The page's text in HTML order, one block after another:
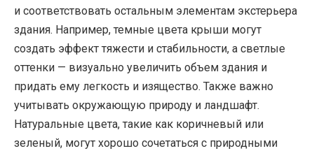
и соответствовать остальным элементам экстерьера
здания. Например, темные цвета крыши могут
создать эффект тяжести и стабильности, а светлые
оттенки — визуально увеличить объем здания и
придать ему легкость и изящество. Также важно
учитывать окружающую природу и ландшафт.
Натуральные цвета, такие как коричневый или
зеленый, могут хорошо сочетаться с природными